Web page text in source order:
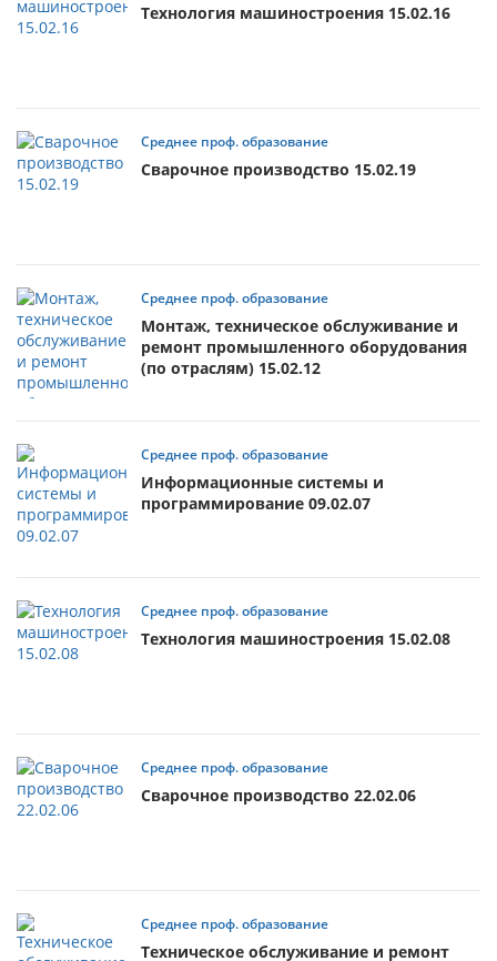
Технология машиностроения 15.02.16
Среднее проф. образование
Сварочное производство 15.02.19
Среднее проф. образование
Монтаж, техническое обслуживание и
ремонт промышленного оборудования
(по отраслям) 15.02.12
Среднее проф. образование
Информационные системы и
программирование 09.02.07
Среднее проф. образование
Технология машиностроения 15.02.08
Среднее проф. образование
Сварочное производство 22.02.06
Среднее проф. образование
Техническое обслуживание и ремонт